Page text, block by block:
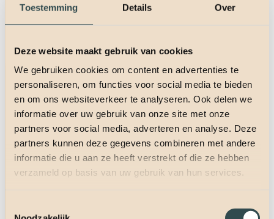
Toestemming Details Over
Deze website maakt gebruik van cookies
We gebruiken cookies om content en advertenties te
personaliseren, om functies voor social media te bieden
en om ons websiteverkeer te analyseren. Ook delen we
informatie over uw gebruik van onze site met onze
partners voor social media, adverteren en analyse. Deze
partners kunnen deze gegevens combineren met andere
informatie die u aan ze heeft verstrekt of die ze hebben
verzameld op basis van uw gebruik van hun services.